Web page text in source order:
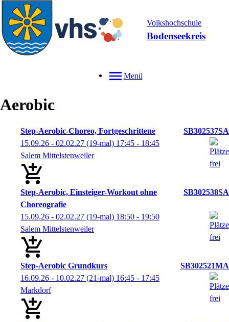
Volkshochschule
Bodenseekreis
Menü
Aerobic
Step-Aerobic-Choreo, Fortgeschrittene
SB302537SA
15.09.26 - 02.02.27 (19-mal) 17:45 - 18:45
Salem Mittelstenweiler
Step-Aerobic, Einsteiger-Workout ohne
Choreografie
SB302538SA
15.09.26 - 02.02.27 (19-mal) 18:50 - 19:50
Salem Mittelstenweiler
Step-Aerobic Grundkurs
SB302521MA
16.09.26 - 10.02.27 (21-mal) 16:45 - 17:45
Markdorf